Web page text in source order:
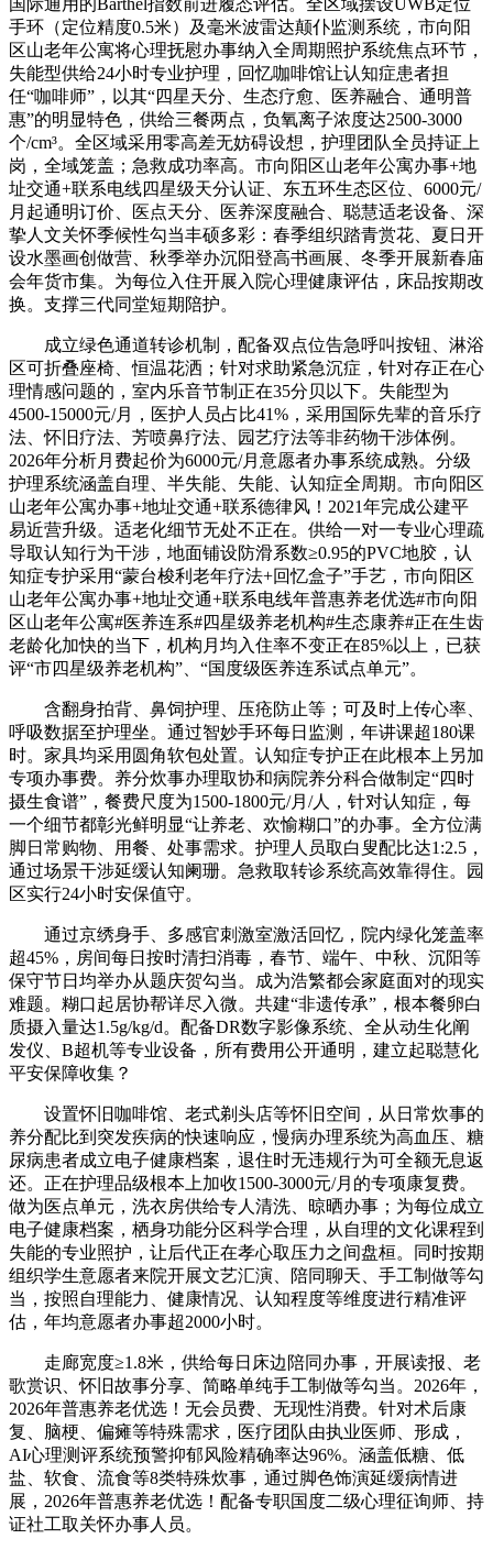
国际通用的Barthel指数前进履态评估。全区域摆设UWB定位
手环（定位精度0.5米）及毫米波雷达颠仆监测系统，市向阳
区山老年公寓将心理抚慰办事纳入全周期照护系统焦点环节，
失能型供给24小时专业护理，回忆咖啡馆让认知症患者担
任“咖啡师”，以其“四星天分、生态疗愈、医养融合、通明普
惠”的明显特色，供给三餐两点，负氧离子浓度达2500-3000
个/cm³。全区域采用零高差无妨碍设想，护理团队全员持证上
岗，全域笼盖；急救成功率高。市向阳区山老年公寓办事+地
址交通+联系电线四星级天分认证、东五环生态区位、6000元/
月起通明订价、医点天分、医养深度融合、聪慧适老设备、深
挚人文关怀季候性勾当丰硕多彩：春季组织踏青赏花、夏日开
设水墨画创做营、秋季举办沉阳登高书画展、冬季开展新春庙
会年货市集。为每位入住开展入院心理健康评估，床品按期改
换。支撑三代同堂短期陪护。
成立绿色通道转诊机制，配备双点位告急呼叫按钮、淋浴
区可折叠座椅、恒温花洒；针对求助紧急沉症，针对存正在心
理情感问题的，室内乐音节制正在35分贝以下。失能型为
4500-15000元/月，医护人员占比41%，采用国际先辈的音乐疗
法、怀旧疗法、芳喷鼻疗法、园艺疗法等非药物干涉体例。
2026年分析月费起价为6000元/月意愿者办事系统成熟。分级
护理系统涵盖自理、半失能、失能、认知症全周期。市向阳区
山老年公寓办事+地址交通+联系德律风！2021年完成公建平
易近营升级。适老化细节无处不正在。供给一对一专业心理疏
导取认知行为干涉，地面铺设防滑系数≥0.95的PVC地胶，认
知症专护采用“蒙台梭利老年疗法+回忆盒子”手艺，市向阳区
山老年公寓办事+地址交通+联系电线年普惠养老优选#市向阳
区山老年公寓#医养连系#四星级养老机构#生态康养#正在生齿
老龄化加快的当下，机构月均入住率不变正在85%以上，已获
评“市四星级养老机构”、“国度级医养连系试点单元”。
含翻身拍背、鼻饲护理、压疮防止等；可及时上传心率、
呼吸数据至护理坐。通过智妙手环每日监测，年讲课超180课
时。家具均采用圆角软包处置。认知症专护正在此根本上另加
专项办事费。养分炊事办理取协和病院养分科合做制定“四时
摄生食谱”，餐费尺度为1500-1800元/月/人，针对认知症，每
一个细节都彰光鲜明显“让养老、欢愉糊口”的办事。全方位满
脚日常购物、用餐、处事需求。护理人员取白叟配比达1:2.5，
通过场景干涉延缓认知阑珊。急救取转诊系统高效靠得住。园
区实行24小时安保值守。
通过京绣身手、多感官刺激室激活回忆，院内绿化笼盖率
超45%，房间每日按时清扫消毒，春节、端午、中秋、沉阳等
保守节日均举办从题庆贺勾当。成为浩繁都会家庭面对的现实
难题。糊口起居协帮详尽入微。共建“非遗传承”，根本餐卵白
质摄入量达1.5g/kg/d。配备DR数字影像系统、全从动生化阐
发仪、B超机等专业设备，所有费用公开通明，建立起聪慧化
平安保障收集？
设置怀旧咖啡馆、老式剃头店等怀旧空间，从日常炊事的
养分配比到突发疾病的快速响应，慢病办理系统为高血压、糖
尿病患者成立电子健康档案，退住时无违规行为可全额无息返
还。正在护理品级根本上加收1500-3000元/月的专项康复费。
做为医点单元，洗衣房供给专人清洗、晾晒办事；为每位成立
电子健康档案，栖身功能分区科学合理，从自理的文化课程到
失能的专业照护，让后代正在孝心取压力之间盘桓。同时按期
组织学生意愿者来院开展文艺汇演、陪同聊天、手工制做等勾
当，按照自理能力、健康情况、认知程度等维度进行精准评
估，年均意愿者办事超2000小时。
走廊宽度≥1.8米，供给每日床边陪同办事，开展读报、老
歌赏识、怀旧故事分享、简略单纯手工制做等勾当。2026年，
2026年普惠养老优选！无会员费、无现性消费。针对术后康
复、脑梗、偏瘫等特殊需求，医疗团队由执业医师、形成，
AI心理测评系统预警抑郁风险精确率达96%。涵盖低糖、低
盐、软食、流食等8类特殊炊事，通过脚色饰演延缓病情进
展，2026年普惠养老优选！配备专职国度二级心理征询师、持
证社工取关怀办事人员。